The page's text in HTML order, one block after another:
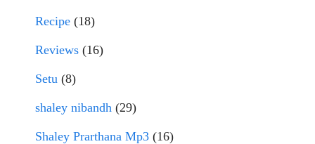
Recipe (18)
Reviews (16)
Setu (8)
shaley nibandh (29)
Shaley Prarthana Mp3 (16)